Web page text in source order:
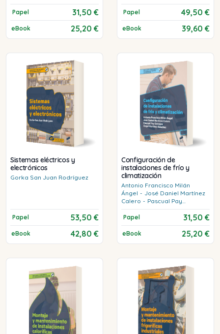
Papel 31,50 €
eBook 25,20 €
Papel 49,50 €
eBook 39,60 €
Sistemas eléctricos y
electrónicos
Gorka San Juan Rodríguez
Papel 53,50 €
eBook 42,80 €
Configuración de
instalaciones de frío y
climatización
Antonio Francisco Milán
Ángel - José Daniel Martínez
Calero - Pascual Pay
Banegas - Ángel Martínez
Sánchez
Papel 31,50 €
eBook 25,20 €